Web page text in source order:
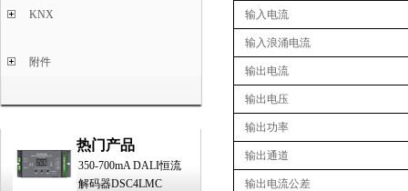
KNX
附件
热门产品
350-700mA DALI恒流
解码器DSC4LMC
输入电流
输入浪涌电流
输出电流
输出电压
输出功率
输出通道
输出电流公差